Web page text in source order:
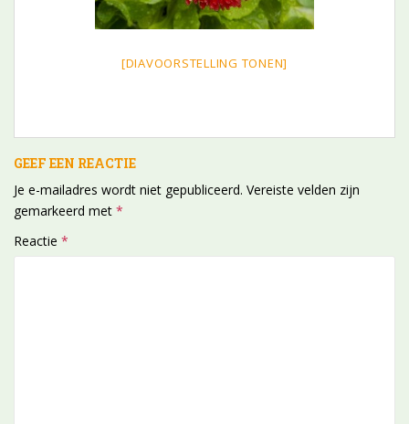
[DIAVOORSTELLING TONEN]
GEEF EEN REACTIE
Je e-mailadres wordt niet gepubliceerd. Vereiste velden zijn
gemarkeerd met *
Reactie *